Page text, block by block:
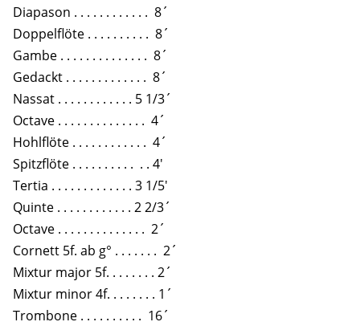
Diapason . . . . . . . . . . . . 8´
Doppelflöte . . . . . . . . . . 8´
Gambe . . . . . . . . . . . . . . 8´
Gedackt . . . . . . . . . . . . . 8´
Nassat . . . . . . . . . . . . 5 1/3´
Octave . . . . . . . . . . . . . . 4´
Hohlflöte . . . . . . . . . . . . 4´
Spitzflöte . . . . . . . . . . . . 4′
Tertia . . . . . . . . . . . . . 3 1/5′
Quinte . . . . . . . . . . . . 2 2/3´
Octave . . . . . . . . . . . . . . 2´
Cornett 5f. ab g° . . . . . . . 2´
Mixtur major 5f. . . . . . . . 2´
Mixtur minor 4f. . . . . . . . 1´
Trombone . . . . . . . . . . 16´